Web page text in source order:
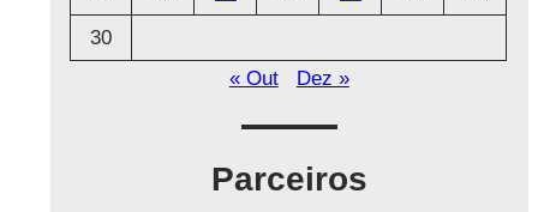
30
« Out
Dez »
Parceiros